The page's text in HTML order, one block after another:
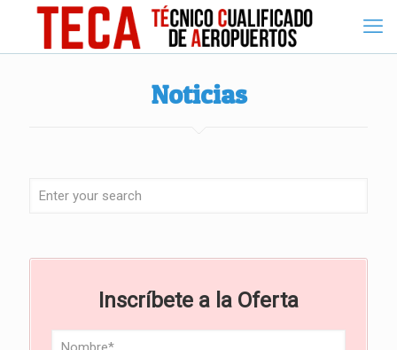
Noticias
Inscríbete a la Oferta